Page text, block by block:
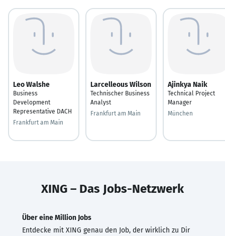
Leo Walshe
Business
Development
Representative DACH
Frankfurt am Main
Larcelleous Wilson
Technischer Business
Analyst
Frankfurt am Main
Ajinkya Naik
Technical Project
Manager
München
XING – Das Jobs-Netzwerk
Über eine Million Jobs
Entdecke mit XING genau den Job, der wirklich zu Dir